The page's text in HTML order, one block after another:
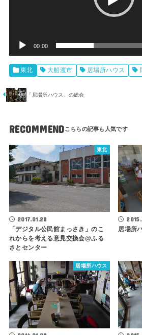
00:00
東北 大船渡市 居場所ハウス
「居場所ハウス」の総会
RECOMMEND
東北
2017.01.28
「デジタル公民館まっさき」のこ
れからを考える意見交換会@ふる
さとセンター
居場所
居場所ハウス